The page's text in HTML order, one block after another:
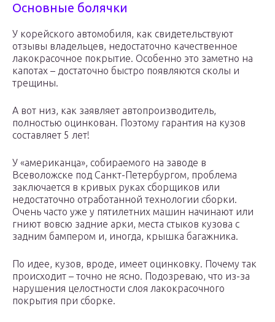
Основные болячки
У корейского автомобиля, как свидетельствуют
отзывы владельцев, недостаточно качественное
лакокрасочное покрытие. Особенно это заметно на
капотах – достаточно быстро появляются сколы и
трещины.
А вот низ, как заявляет автопроизводитель,
полностью оцинкован. Поэтому гарантия на кузов
составляет 5 лет!
У «американца», собираемого на заводе в
Всеволожске под Санкт-Петербургом, проблема
заключается в кривых руках сборщиков или
недостаточно отработанной технологии сборки.
Очень часто уже у пятилетних машин начинают или
гниют вовсю задние арки, места стыков кузова с
задним бампером и, иногда, крышка багажника.
По идее, кузов, вроде, имеет оцинковку. Почему так
происходит – точно не ясно. Подозреваю, что из-за
нарушения целостности слоя лакокрасочного
покрытия при сборке.